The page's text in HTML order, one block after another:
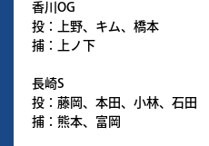
香川OG
投：上野、キム、橋本
捕：上ノ下
長崎S
投：藤岡、本田、小林、石田
捕：熊本、富岡